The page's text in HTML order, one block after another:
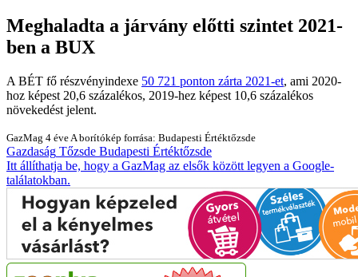
Meghaladta a járvány előtti szintet 2021-
ben a BUX
A BÉT fő részvényindexe 50 721 ponton zárta 2021-et, ami 2020-
hoz képest 20,6 százalékos, 2019-hez képest 10,6 százalékos
növekedést jelent.
GazMag 4 éveA borítókép forrása: Budapesti Értéktőzsde
Gazdaság Tőzsde Budapesti Értéktőzsde
Itt állíthatja be, hogy a GazMag az elsők között legyen a Google-
találatokban.